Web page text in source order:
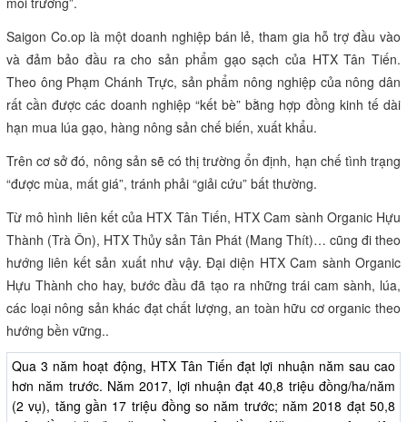
một giải pháp để sản xuất lúa gạo sạch, tiến tới sản xuất lúa gạo
hữu cơ và nông sản sạch.
Đó là giải pháp sản xuất không dùng phân bón hóa học, mà dùng
phân bón hữu cơ; không dùng thuốc phòng trừ sâu bệnh bằng hóa
Dùng phân bón hữu cơ thì ít bị sâu bệnh, do đó chi phí càng giảm,
Đây cũng là giải pháp nâng cao chất lượng và giá trị lúa gạo, giúp
cho nông dân vừa có kinh tế vừa có
môi trường”.
Saigon Co.op là một doanh nghiệp bán lẻ, tham gia hỗ trợ đầu vào
và đảm bảo đầu ra cho sản phẩm gạo sạch của HTX Tân Tiến.
Theo ông Phạm Chánh Trực, sản phẩm nông nghiệp của nông dân
rất cần được các doanh nghiệp “kết bè” bằng hợp đồng kinh tế dài
hạn mua lúa gạo, hàng nông sản chế biến, xuất khẩu.